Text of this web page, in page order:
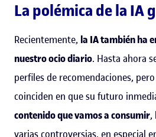
La polémica de la IA
Recientemente, la IA también ha
nuestro ocio diario. Hasta ahora
perfiles de recomendaciones,
coinciden en que su futuro
contenido que vamos a consumir,
varias controversias, en especial